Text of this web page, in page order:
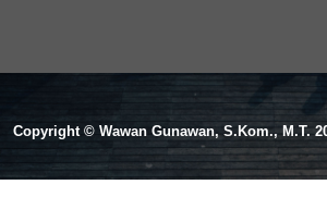
Copyright © Wawan Gunawan, S.Kom., M.T.